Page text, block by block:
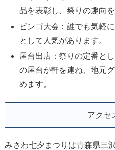
品を表彰し、祭りの趣向を
ビンゴ大会：誰でも気軽
として人気があります。
屋台出店：祭りの定番と
の屋台が軒を連ね、地元
めます。
アクセ
みさわ七夕まつりは青森県三